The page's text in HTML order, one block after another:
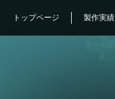
トップページ 製作実績